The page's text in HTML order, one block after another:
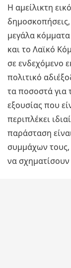
H αμείλικτη
μεγάλα κόμματα
και το Λαϊκό
σε ενδεχόμενο
πολιτικό
τα ποσοστά για
εξουσίας που
περιπλέκει
παράσταση
συμμάχων
να